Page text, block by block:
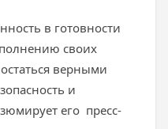
в готовности
своих
верными
и
его пресс-